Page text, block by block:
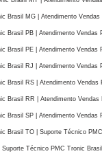
Brasil MG | Atendimento Vendas
Brasil PB | Atendimento Vendas
Brasil PE | Atendimento Vendas
Brasil RJ | Atendimento Vendas
Brasil RS | Atendimento Vendas
Brasil RR | Atendimento Vendas
Brasil SP | Atendimento Vendas
Brasil TO | Suporte Técnico
Técnico PMC Tronic